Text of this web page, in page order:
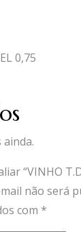
0,75
“VINHO
não será
com *